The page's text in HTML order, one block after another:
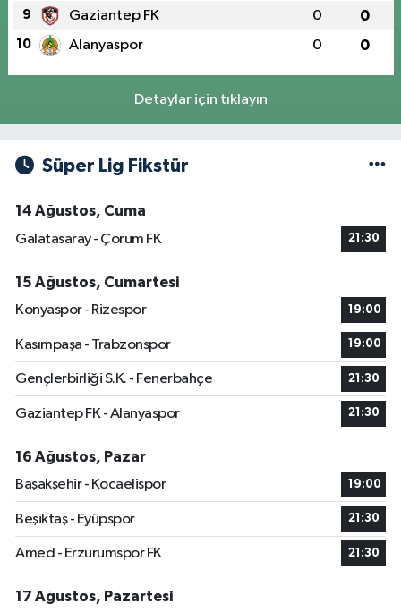
9 Gaziantep FK 0 0
10 Alanyaspor 0 0
Detaylar için tıklayın
Süper Lig Fikstür
14 Ağustos, Cuma
Galatasaray - Çorum FK
21:30
15 Ağustos, Cumartesi
Konyaspor - Rizespor
19:00
Kasımpaşa - Trabzonspor 19:00
Gençlerbirliği S.K. - Fenerbahçe 21:30
Gaziantep FK - Alanyaspor 21:30
16 Ağustos, Pazar
Başakşehir - Kocaelispor
19:00
Beşiktaş - Eyüpspor 21:30
Amed - Erzurumspor FK 21:30
17 Ağustos, Pazartesi